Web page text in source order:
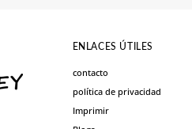
ENLACES ÚTILES
contacto
política de privacidad
Imprimir